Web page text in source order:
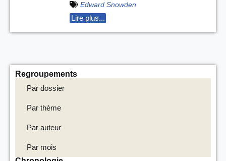
Edward Snowden
Lire plus...
Regroupements
Par dossier
Par thème
Par auteur
Par mois